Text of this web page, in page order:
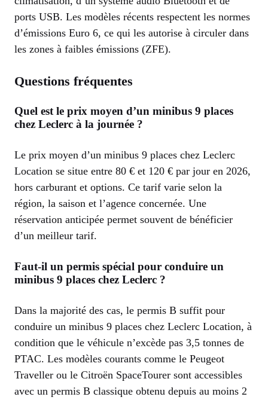
ports USB. Les modèles récents respectent les normes
d’émissions Euro 6, ce qui les autorise à circuler dans
les zones à faibles émissions (ZFE).
Questions fréquentes
Quel est le prix moyen d’un minibus 9 places
chez Leclerc à la journée ?
Le prix moyen d’un minibus 9 places chez Leclerc
Location se situe entre 80 € et 120 € par jour en 2026,
hors carburant et options. Ce tarif varie selon la
région, la saison et l’agence concernée. Une
réservation anticipée permet souvent de bénéficier
d’un meilleur tarif.
Faut-il un permis spécial pour conduire un
minibus 9 places chez Leclerc ?
Dans la majorité des cas, le permis B suffit pour
conduire un minibus 9 places chez Leclerc Location, à
condition que le véhicule n’excède pas 3,5 tonnes de
PTAC. Les modèles courants comme le Peugeot
Traveller ou le Citroën SpaceTourer sont accessibles
avec un permis B classique obtenu depuis au moins 2